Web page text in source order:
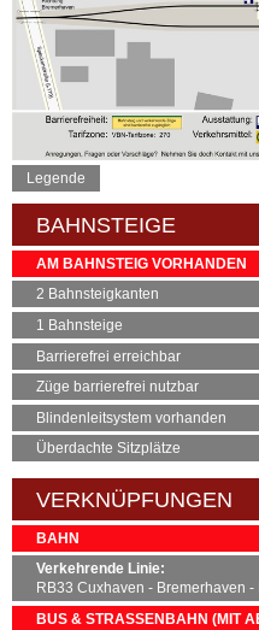
Legende
BAHNSTEIGE
AM BAHNSTEIG VORHANDEN
2 Bahnsteigkanten
1 Bahnsteige
Barrierefrei erreichbar
Züge barrierefrei nutzbar
Blindenleitsystem vorhanden
Überdachte Sitzplätze
VERKNÜPFUNGEN
BAHN
Verkehrende Linie:
RB33 Cuxhaven - Bremerhaven
BUS & STRASSENBAHN (MIT